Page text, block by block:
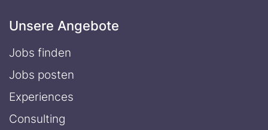
Unsere Angebote
Jobs finden
Jobs posten
Experiences
Consulting